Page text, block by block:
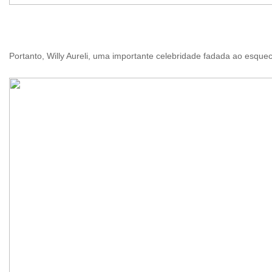
Portanto, Willy Aureli, uma importante celebridade fadada ao